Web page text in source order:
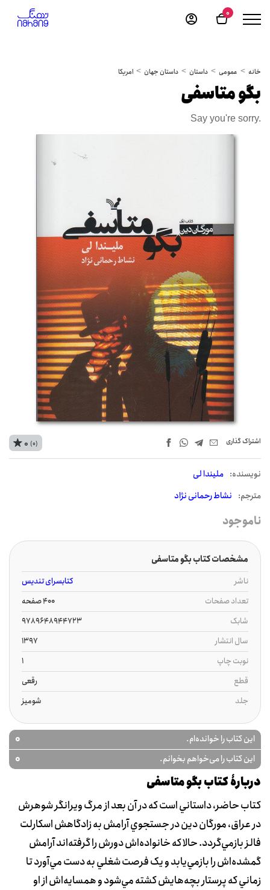
0
خانه عمومی داستان داستان جهان امریکا
بگو متاسفی
Say you're sorry.
اشتراک‌ گذاری
نويسنده: ملیندا لی
مترجم: نشاط رحمانی نژاد
0 (0)
ناموجود
مشخصات کتاب بگو متاسفی
ناشر
کتابسرای تندیس
تعداد صفحات
400 صفحه
شابک
9789648944723
سال انتشار
1397
نوبت چاپ
1
قطع
رقعی
جلد
شومیز
این کتاب را خوانده‌ام. 0
این کتاب را می‌خواهم بخوانم. 0
دربارۀ کتاب بگو متاسفی
کتاب حاضر، داستاني است که در آن بعد از مرگ ويرانگر شوهرش
در عراق، مورگان دين در جستجوي آرامش به زادگاهش اسکارلت
فالز بازمي‌گردد. حالا که خانواده‌اش دورش را گرفته‌اند آرامش
گمشده‌اش را بازمي‌يابد و يک فرصت شغلي به دست مي‌آورد تا
زماني که پرستار بچه‌هايش کشته مي‌شود و همسايه‌اش از او